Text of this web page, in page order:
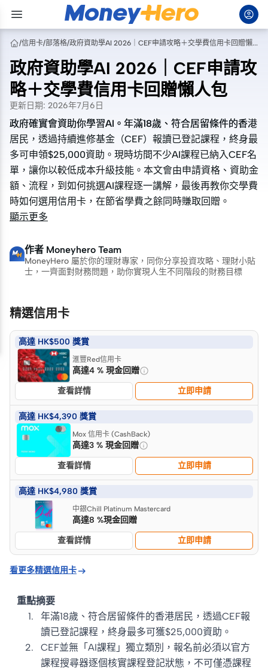
/信用卡/部落格/ 政府資助學AI 2026｜CEF申請攻略＋交學費信用卡回贈懶人包
政府資助學AI 2026｜CEF申請攻
略＋交學費信用卡回贈懶人包
更新日期: 2026年7月6日
政府確實會資助你學習AI。年滿18歲、符合居留條件的香港
居民，透過持續進修基金（CEF）報讀已登記課程，終身最
多可申領$25,000資助。現時坊間不少AI課程已納入CEF名
單，讓你以較低成本升級技能。本文會由申請資格、資助金
額、流程，到如何挑選AI課程逐一講解，最後再教你交學費
時如何選用信用卡，在節省學費之餘同時賺取回贈。
政府確實會資助你學習AI。年滿18歲、符合居留條件的香港
居民，透過持續進修基金（CEF）報讀已登記課程，終身最
多可申領$25,000資助。現時坊間不少AI課程已納入CEF名
單，讓你以較低成本升級技能。本文會由申請資格、資助金
額、流程，到如何挑選AI課程逐一講解，最後再教你交學費
時如何選用信用卡，在節省學費之餘同時賺取回贈。
顯示更多
作者 Moneyhero Team
MoneyHero 屬於你的理財專家，同你分享投資攻略、理財小貼
士，一齊面對財務問題，助你實現人生不同階段的財務目標
精選信用卡
高達 HK$500 獎賞
滙豐Red信用卡
高達4 % 現金回贈
查看詳情
立即申請
高達 HK$4,390 獎賞
Mox 信用卡 (CashBack)
高達3 % 現金回贈
查看詳情
立即申請
高達 HK$4,980 獎賞
中銀Chill Platinum Mastercard
高達8 %現金回贈
查看詳情
立即申請
看更多精選信用卡
重點摘要
年滿18歲、符合居留條件的香港居民，透過CEF報
讀已登記課程，終身最多可獲$25,000資助。
CEF並無「AI課程」獨立類別，報名前必須以官方
課程搜尋器逐個核實課程登記狀態，不可僅憑課程